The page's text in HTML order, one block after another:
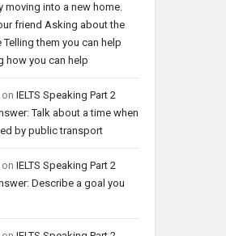
moving into a new home.
friend Asking about the
Telling them you can help
how you can help
on IELTS Speaking Part 2
Talk about a time when
by public transport
on IELTS Speaking Part 2
Describe a goal you